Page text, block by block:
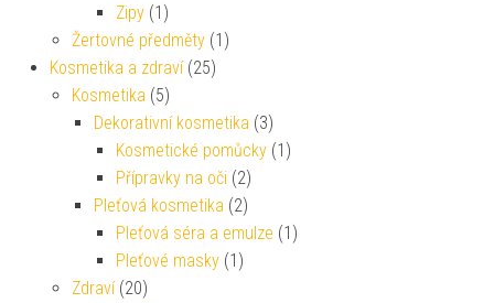
Zipy (1)
Žertovné předměty (1)
Kosmetika a zdraví (25)
Kosmetika (5)
Dekorativní kosmetika (3)
Kosmetické pomůcky (1)
Přípravky na oči (2)
Pleťová kosmetika (2)
Pleťová séra a emulze (1)
Pleťové masky (1)
Zdraví (20)